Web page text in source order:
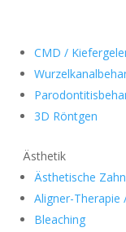
CMD /
3D Röntgen
Ästhetik
Ästhetische
Aligner-
Bleaching